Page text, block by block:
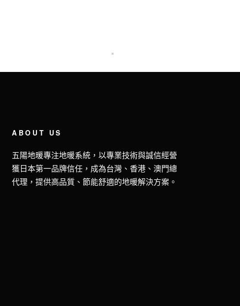
ABOUT US
五陽地暖專注地暖系統，以專業技術與誠信經營
獲日本第一品牌信任，成為台灣、香港、澳門總
代理，提供高品質、節能舒適的地暖解決方案。